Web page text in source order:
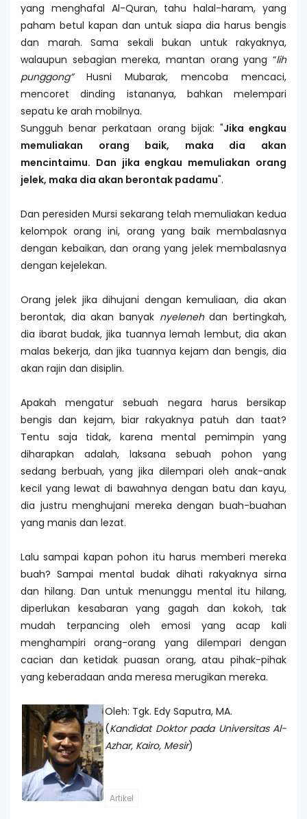
yang menghafal Al-Quran, tahu halal-haram, yang
paham betul kapan dan untuk siapa dia harus bengis
dan marah. Sama sekali bukan untuk rakyaknya,
walaupun sebagian mereka, mantan orang yang “lih
punggong” Husni Mubarak, mencoba mencaci,
mencoret dinding istananya, bahkan melempari
sepatu ke arah mobilnya.
Sungguh benar perkataan orang bijak: "Jika engkau
memuliakan orang baik, maka dia akan
mencintaimu. Dan jika engkau memuliakan orang
jelek, maka dia akan berontak padamu".
Dan peresiden Mursi sekarang telah memuliakan kedua
kelompok orang ini, orang yang baik membalasnya
dengan kebaikan, dan orang yang jelek membalasnya
dengan kejelekan.
Orang jelek jika dihujani dengan kemuliaan, dia akan
berontak, dia akan banyak nyelenehdan bertingkah,
dia ibarat budak, jika tuannya lemah lembut, dia akan
malas bekerja, dan jika tuannya kejam dan bengis, dia
akan rajin dan disiplin.
Apakah mengatur sebuah negara harus bersikap
bengis dan kejam, biar rakyaknya patuh dan taat?
Tentu saja tidak, karena mental pemimpin yang
diharapkan adalah, laksana sebuah pohon yang
sedang berbuah, yang jika dilempari oleh anak-anak
kecil yang lewat di bawahnya dengan batu dan kayu,
dia justru menghujani mereka dengan buah-buahan
yang manis dan lezat.
Lalu sampai kapan pohon itu harus memberi mereka
buah? Sampai mental budak dihati rakyaknya sirna
dan hilang. Dan untuk menunggu mental itu hilang,
diperlukan kesabaran yang gagah dan kokoh, tak
mudah terpancing oleh emosi yang acap kali
menghampiri orang-orang yang dilempari dengan
cacian dan ketidak puasan orang, atau pihak-pihak
yang keberadaan anda meresa merugikan mereka.
Oleh: Tgk. Edy Saputra, MA.
(Kandidat Doktor pada Universitas Al-
Azhar, Kairo, Mesir)
Artikel